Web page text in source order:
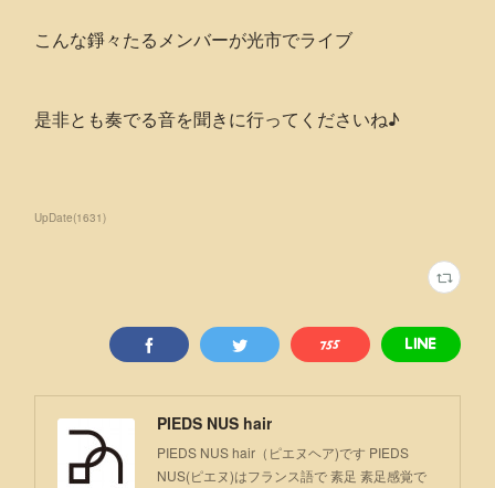
こんな錚々たるメンバーが光市でライブ
是非とも奏でる音を聞きに行ってくださいね♪
UpDate(1631)
PIEDS NUS hair
PIEDS NUS hair（ピエヌヘア)です PIEDS
NUS(ピエヌ)はフランス語で 素足 素足感覚で